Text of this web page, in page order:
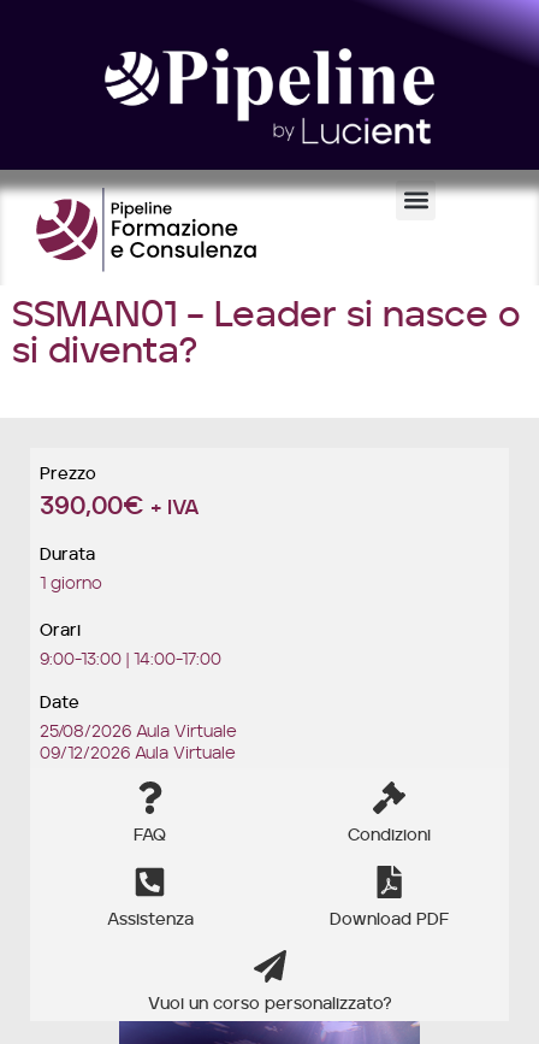
SSMAN01 – Leader si nasce o
si diventa?
Prezzo
390,00€ + IVA
Durata
1 giorno
Orari
9:00-13:00 | 14:00-17:00
Date
25/08/2026 Aula Virtuale
09/12/2026 Aula Virtuale
FAQ Condizioni
Assistenza Download PDF
Vuoi un corso personalizzato?